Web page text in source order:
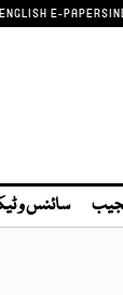
ENGLISH E-PAPER
سائنس و